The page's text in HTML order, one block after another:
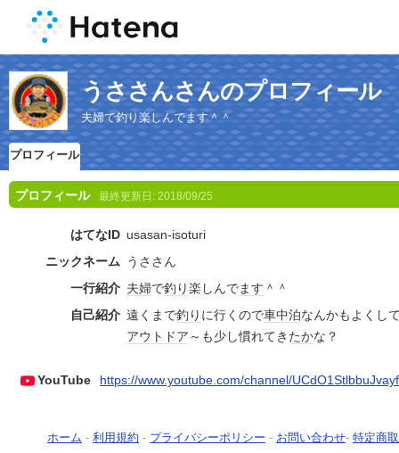
うささんさんのプロフィール
夫婦で釣り楽しんでます＾＾
プロフィール
プロフィール 最終更新日: 2018/09/25
はてなID usasan-isoturi
ニックネーム うささん
一行紹介 夫婦で釣り楽しんでます ＾＾
自己紹介 遠くまで釣り に行くので車中泊なんかもよくし
アウトドア ～も少し慣れてき たかな？
YouTube https://www.youtube.com/channel/
ホーム - 利用規約 - プライバシーポリシー - お問い合わせ- 特定商